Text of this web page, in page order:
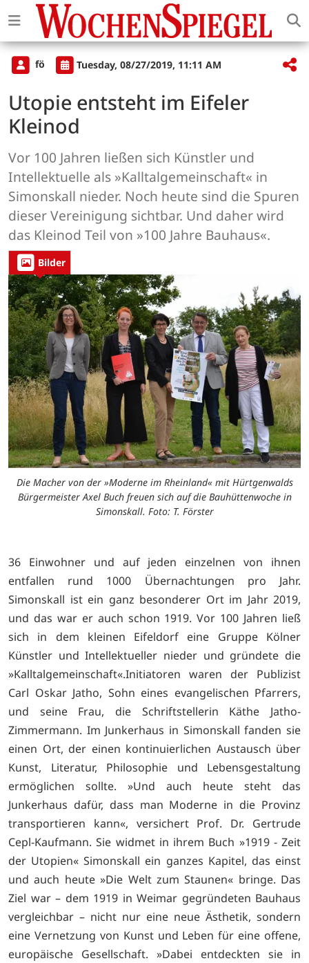
fö Tuesday, 08/27/2019, 11:11 AM
Utopie entsteht im Eifeler
Kleinod
Vor 100 Jahren ließen sich Künstler und
Intellektuelle als »Kalltalgemeinschaft« in
Simonskall nieder. Noch heute sind die Spuren
dieser Vereinigung sichtbar. Und daher wird
das Kleinod Teil von »100 Jahre Bauhaus«.
Bilder
Die Macher von der »Moderne im Rheinland« mit Hürtgenwalds
Bürgermeister Axel Buch freuen sich auf die Bauhüttenwoche in
Simonskall. Foto: T. Förster
36 Einwohner und auf jeden einzelnen von ihnen
entfallen rund 1000 Übernachtungen pro Jahr.
Simonskall ist ein ganz besonderer Ort im Jahr 2019,
und das war er auch schon 1919. Vor 100 Jahren ließ
sich in dem kleinen Eifeldorf eine Gruppe Kölner
Künstler und Intellektueller nieder und gründete die
»Kalltalgemeinschaft«.Initiatoren waren der Publizist
Carl Oskar Jatho, Sohn eines evangelischen Pfarrers,
und seine Frau, die Schriftstellerin Käthe Jatho-
Zimmermann. Im Junkerhaus in Simonskall fanden sie
einen Ort, der einen kontinuierlichen Austausch über
Kunst, Literatur, Philosophie und Lebensgestaltung
ermöglichen sollte. »Und auch heute steht das
Junkerhaus dafür, dass man Moderne in die Provinz
transportieren kann«, versichert Prof. Dr. Gertrude
Cepl-Kaufmann. Sie widmet in ihrem Buch »1919 - Zeit
der Utopien« Simonskall ein ganzes Kapitel, das einst
und auch heute »Die Welt zum Staunen« bringe. Das
Ziel war – dem 1919 in Weimar gegründeten Bauhaus
vergleichbar – nicht nur eine neue Ästhetik, sondern
eine Vernetzung von Kunst und Leben für eine offene,
europäische Gesellschaft. »Dabei entdeckten sie in